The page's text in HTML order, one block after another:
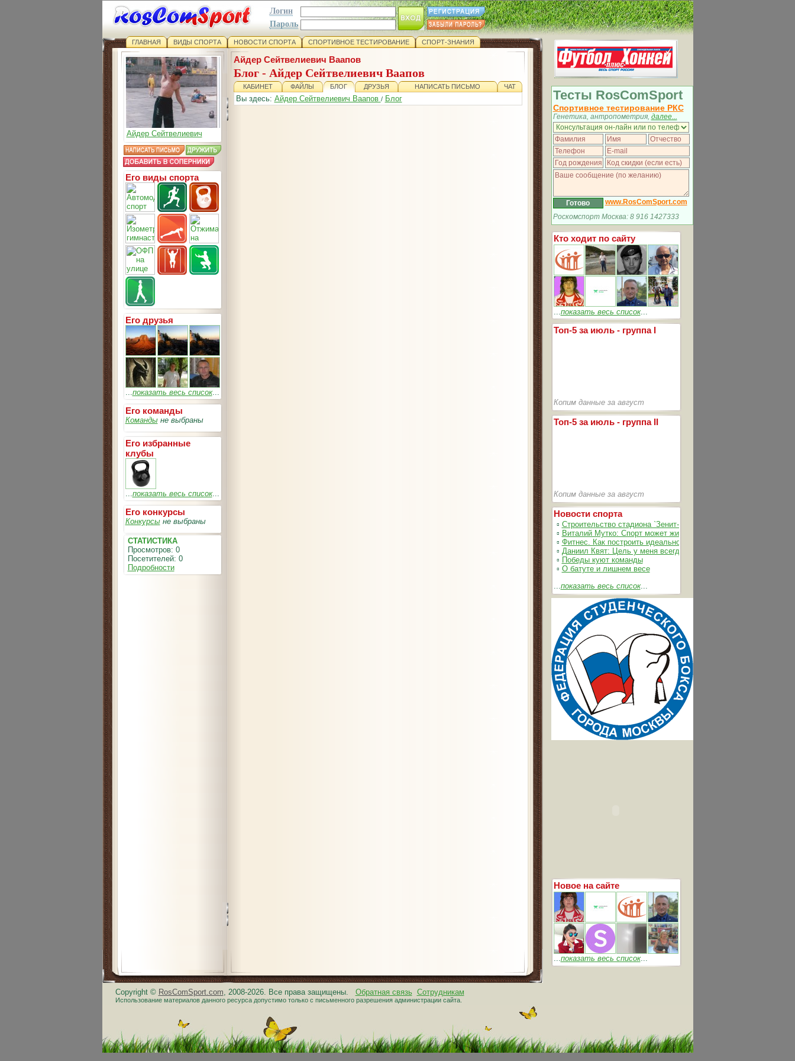
Логин
Пароль
ГЛАВНАЯ ВИДЫ СПОРТА НОВОСТИ СПОРТА СПОРТИВНОЕ ТЕСТИРОВАНИЕ СПОРТ-ЗНАНИЯ
Айдер Сейтвелиевич
Его виды спорта
Его друзья
...показать весь список...
Его команды
Командыне выбраны
Его избранные
клубы
...показать весь список...
Его конкурсы
Конкурсыне выбраны
СТАТИСТИКА
Просмотров: 0
Посетителей: 0
Подробности
Айдер Сейтвелиевич Ваапов
Блог - Айдер Сейтвелиевич Ваапов
КАБИНЕТ ФАЙЛЫ БЛОГ ДРУЗЬЯ НАПИСАТЬ ПИСЬМО ЧАТ
Вы здесь: Айдер Сейтвелиевич Ваапов / Блог
Copyright © RosComSport.com, 2008-2026. Все права защищены. Обратная связь Сотрудникам
Использование материалов данного ресурса допустимо только с письменного разрешения администрации сайта.
Тесты RosComSport
Спортивное тестирование РКС
Генетика, антропометрия, далее...
www.RosComSport.com
Роскомспорт Москва: 8 916 1427333
Кто ходит по сайту
...показать весь список...
Топ-5 за июль - группа I
Копим данные за август
Топ-5 за июль - группа II
Копим данные за август
Новости спорта
▫ Строительство стадиона `Зенит-Арена` идет согласно графика
▫ Виталий Мутко: Спорт может жить без допинга
▫ Фитнес. Как построить идеальное тело
▫ Даниил Квят: Цель у меня всегда одна – выжимать из себя и
▫ Победы куют команды
▫ О батуте и лишнем весе
...показать весь список...
Новое на сайте
...показать весь список...